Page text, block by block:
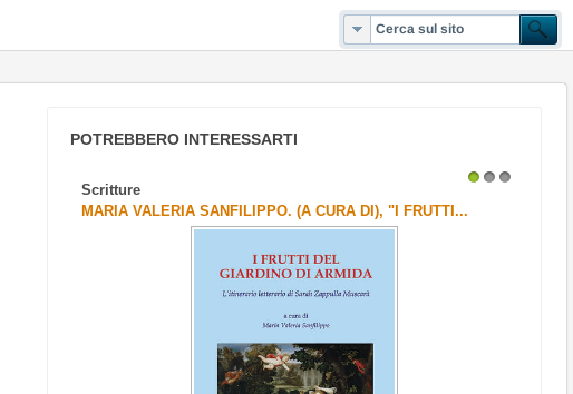
POTREBBERO INTERESSARTI
Scritture
MARIA VALERIA SANFILIPPO. (A CURA DI), "I FRUTTI...